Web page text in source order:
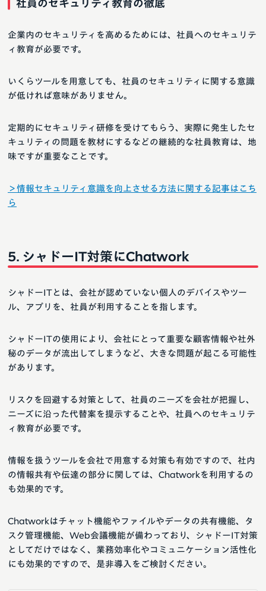
社員のセキュリティ教育の徹底
企業内のセキュリティを高めるためには、社員へのセキュリテ
ィ教育が必要です。
いくらツールを用意しても、社員のセキュリティに関する意識
が低ければ意味がありません。
定期的にセキュリティ研修を受けてもらう、実際に発生したセ
キュリティの問題を教材にするなどの継続的な社員教育は、地
味ですが重要なことです。
＞情報セキュリティ意識を向上させる方法に関する記事はこち
ら
シャドーIT対策にChatwork
シャドーITとは、会社が認めていない個人のデバイスやツー
ル、アプリを、社員が利用することを指します。
シャドーITの使用により、会社にとって重要な顧客情報や社外
秘のデータが流出してしまうなど、大きな問題が起こる可能性
があります。
リスクを回避する対策として、社員のニーズを会社が把握し、
ニーズに沿った代替案を提示することや、社員へのセキュリテ
ィ教育が必要です。
情報を扱うツールを会社で用意する対策も有効ですので、社内
の情報共有や伝達の部分に関しては、Chatworkを利用するの
も効果的です。
Chatworkはチャット機能やファイルやデータの共有機能、タ
スク管理機能、Web会議機能が備わっており、シャドーIT対策
としてだけではなく、業務効率化やコミュニケーション活性化
にも効果的ですので、是非導入をご検討ください。